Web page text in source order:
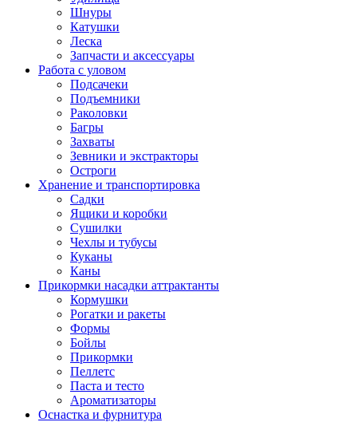
Шнуры
Катушки
Леска
Запчасти и аксессуары
Работа с уловом
Подсачеки
Подъемники
Раколовки
Багры
Захваты
Зевники и экстракторы
Остроги
Хранение и транспортировка
Садки
Ящики и коробки
Сушилки
Чехлы и тубусы
Куканы
Каны
Прикормки насадки аттрактанты
Кормушки
Рогатки и ракеты
Формы
Бойлы
Прикормки
Пеллетс
Паста и тесто
Ароматизаторы
Оснастка и фурнитура